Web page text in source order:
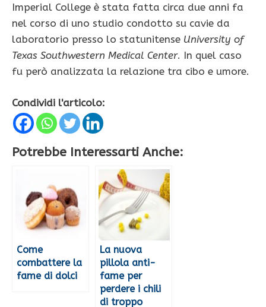
Imperial College è stata fatta circa due anni fa
nel corso di uno studio condotto su cavie da
laboratorio presso lo statunitense University of
Texas Southwestern Medical Center. In quel caso
fu però analizzata la relazione tra cibo e umore.
Condividi l'articolo:
Potrebbe Interessarti Anche:
Come
combattere la
fame di dolci
La nuova
pillola anti-
fame per
perdere i chili
di troppo